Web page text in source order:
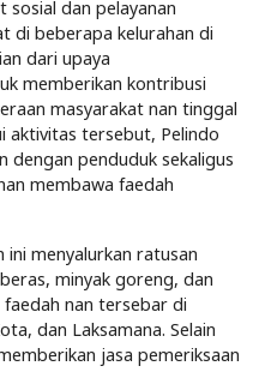
dan pelayanan
di beberapa kelurahan di
dari upaya
memberikan kontribusi
masyarakat nan tinggal
aktivitas tersebut, Pelindo
dengan penduduk sekaligus
membawa faedah
ini menyalurkan ratusan
minyak goreng, dan
nan tersebar di
dan Laksamana. Selain
jasa pemeriksaan